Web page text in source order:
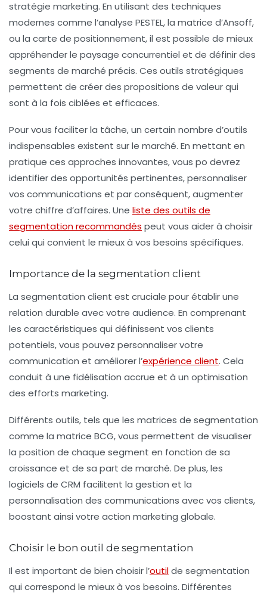
stratégie marketing. En utilisant des techniques
modernes comme l’analyse PESTEL, la matrice d’Ansoff,
ou la carte de positionnement, il est possible de mieux
appréhender le paysage concurrentiel et de définir des
segments de marché précis. Ces outils stratégiques
permettent de créer des propositions de valeur qui
sont à la fois ciblées et efficaces.
Pour vous faciliter la tâche, un certain nombre d’outils
indispensables existent sur le marché. En mettant en
pratique ces approches innovantes, vous po devrez
identifier des opportunités pertinentes, personnaliser
vos communications et par conséquent, augmenter
votre chiffre d’affaires. Une liste des outils de
segmentation recommandés peut vous aider à choisir
celui qui convient le mieux à vos besoins spécifiques.
Importance de la segmentation client
La segmentation client est cruciale pour établir une
relation durable avec votre audience. En comprenant
les caractéristiques qui définissent vos clients
potentiels, vous pouvez personnaliser votre
communication et améliorer l’expérience client. Cela
conduit à une fidélisation accrue et à un optimisation
des efforts marketing.
Différents outils, tels que les matrices de segmentation
comme la matrice BCG, vous permettent de visualiser
la position de chaque segment en fonction de sa
croissance et de sa part de marché. De plus, les
logiciels de CRM facilitent la gestion et la
personnalisation des communications avec vos clients,
boostant ainsi votre action marketing globale.
Choisir le bon outil de segmentation
Il est important de bien choisir l’outilde segmentation
qui correspond le mieux à vos besoins. Différentes